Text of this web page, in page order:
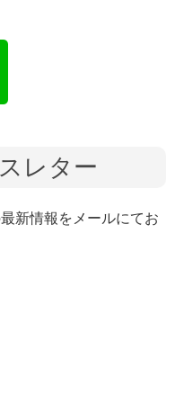
レター
新情報をメールにてお